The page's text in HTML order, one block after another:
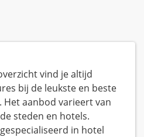
vind je altijd
bij de leukste en beste
Het aanbod varieert van
steden en hotels.
in hotel